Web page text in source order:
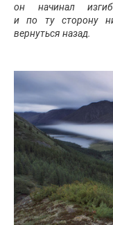
он начинал
и по ту сторону
вернуться назад.